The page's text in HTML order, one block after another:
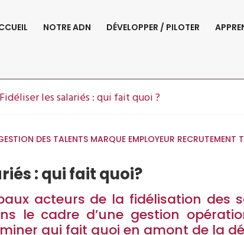
NOTRE ADN DÉVELOPPER / PILOTER
Les
Fidéliser les salariés : qui fait quoi ?
DES TALENTS MARQUE EMPLOYEUR RECRUTEMENT
: qui fait quoi?
acteurs de la fidélisation des
le cadre d’une gestion
qui fait quoi en amont de la